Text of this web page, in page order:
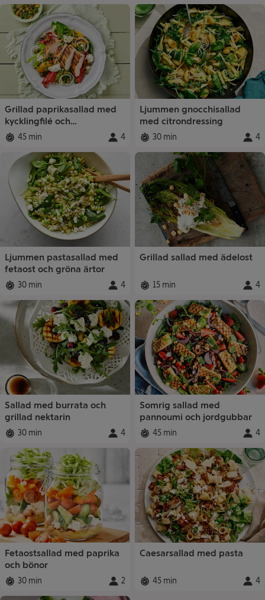
Grillad paprikasallad med
kycklingfilé och
pistagedressing
Total tid:
45 min Portioner:
4
Ljummen gnocchisallad
med citrondressing
Total tid:
30 min 4
Ljummen pastasallad med
fetaost och gröna ärtor
Total tid:
30 min Portioner:
4
Grillad sallad med ädelost
Total tid:
15 min 4
Sallad med burrata och
grillad nektarin
Total tid:
30 min Portioner:
4
Somrig sallad med
pannoumi och jordgubbar
Total tid:
45 min 4
Fetaostsallad med paprika
och bönor
Total tid:
30 min Portioner:
2
Caesarsallad med pasta
Total tid:
45 min 4